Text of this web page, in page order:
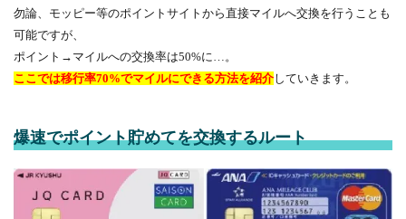
勿論、モッピー等のポイントサイトから直接マイルへ交換を行うことも
可能ですが、
ポイント→マイルへの交換率は50%に…。
ここでは移行率70%でマイルにできる方法を紹介していきます。
爆速でポイント貯めてを交換するルート